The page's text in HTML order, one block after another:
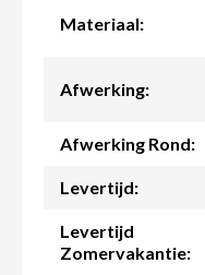
Materiaal:
Afwerking:
Afwerking Rond:
Levertijd:
Levertijd
Zomervakantie: